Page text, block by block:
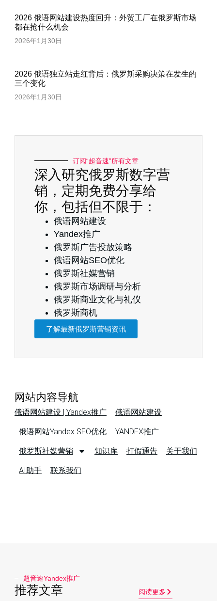
2026 俄语网站建设热度回升：外贸工厂在俄罗斯市场
都在抢什么机会
2026年1月30日
2026 俄语独立站走红背后：俄罗斯采购决策在发生的
三个变化
2026年1月30日
订阅“超音速”所有文章
深入研究俄罗斯数字营
销，定期免费分享给
你，包括但不限于：
俄语网站建设
Yandex推广
俄罗斯广告投放策略
俄语网站SEO优化
俄罗斯社媒营销
俄罗斯市场调研与分析
俄罗斯商业文化与礼仪
俄罗斯商机
了解最新俄罗斯营销资讯
网站内容导航
俄语网站建设 | Yandex推广 俄语网站建设
俄语网站Yandex SEO优化 YANDEX推广
俄罗斯社媒营销 知识库 打假通告 关于我们
AI助手 联系我们
超音速Yandex推广​
推荐文章 阅读更多